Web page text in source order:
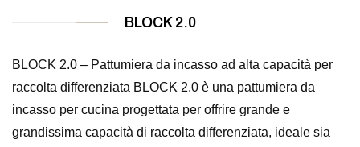
BLOCK 2.0
BLOCK 2.0 – Pattumiera da incasso ad alta capacità per
raccolta differenziata BLOCK 2.0 è una pattumiera da
incasso per cucina progettata per offrire grande e
grandissima capacità di raccolta differenziata, ideale sia